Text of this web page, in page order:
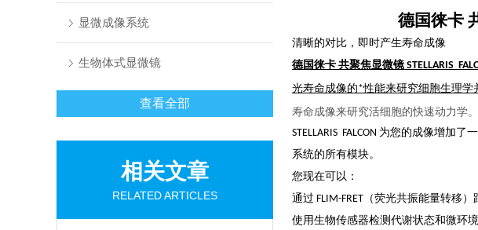
德国徕卡
清晰的对比，即时产生寿命成像
德国徕卡 共聚焦显微镜 STELLARIS
光寿命成像的*性能来研究细胞生理学
寿命成像来研究活细胞的快速动力学。
STELLARIS FALCON 为您的成像增
系统的所有模块。
您现在可以：
通过 FLIM-FRET（荧光共振能量转移
使用生物传感器检测代谢状态和微环
显微成像系统
生物体式显微镜
查看全部
相关文章
RELATED ARTICLES